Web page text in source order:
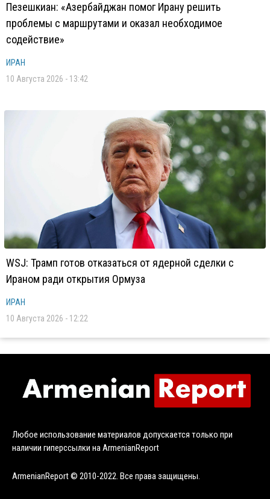
Пезешкиан: «Азербайджан помог Ирану решить
проблемы с маршрутами и оказал необходимое
содействие»
ИРАН
10 Августа 2026 - 13:42
WSJ: Трамп готов отказаться от ядерной сделки с
Ираном ради открытия Ормуза
ИРАН
10 Августа 2026 - 12:22
Любое использование материалов допускается только при
наличии гиперссылки на ArmenianReport
ArmenianReport © 2010-2022. Все права защищены.